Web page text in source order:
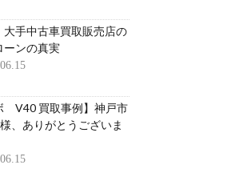
大手中古車買取販売店の
ーンの真実
V40 買取事例】神戸市
、ありがとうございま